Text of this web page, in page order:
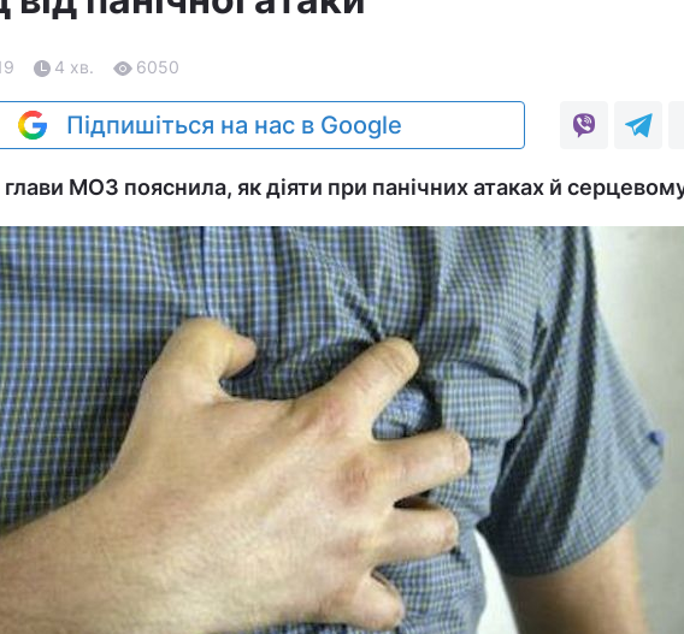
4 хв. 6050
Підпишіться на нас в Google
МОЗ пояснила, як діяти при панічних атаках й